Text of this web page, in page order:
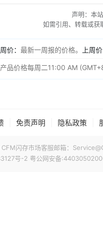
声明：本
如需引用、转载或
价： 最新一周报的价格。 上周
品价格每周二11:00 AM
免责声明 隐私政策
闪存市场客服邮箱：
号-2 粤公网安备